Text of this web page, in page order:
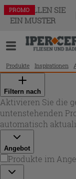
BESTELLEN SIE
EIN MUSTER
Produkte Inspirationen
Filtern nach
Aktivieren Sie die
untenstehenden
automatisch
Angebot
Produkte im
PROMO
PROMO